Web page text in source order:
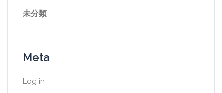
未分類
Meta
Log in